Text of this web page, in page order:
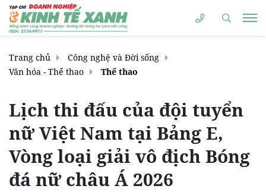
Trang chủ
Công nghệ và Đời sống
Văn hóa - Thể thao
Thể thao
Lịch thi đấu của đội tuyển
nữ Việt Nam tại Bảng E,
Vòng loại giải vô địch Bóng
đá nữ châu Á 2026